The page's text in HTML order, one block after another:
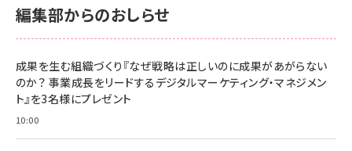
編集部からのおしらせ
成果を生む組織づくり『なぜ戦略は正しいのに成果があがらない
のか？ 事業成長をリードするデジタルマーケティング・マネジメン
ト』を3名様にプレゼント
10:00